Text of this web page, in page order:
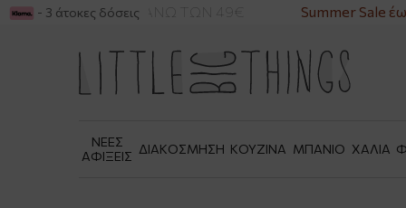
ΓΙΑ ΑΓΟΡΕΣ ΑΝΩ ΤΩΝ 49€ Summer Sale
- 3 άτοκες δόσεις
ΝΕΕΣ
ΑΦΙΞΕΙΣ ΔΙΑΚΟΣΜΗΣΗ ΚΟΥΖΙΝΑ ΜΠΑΝΙΟ ΧΑΛΙΑ